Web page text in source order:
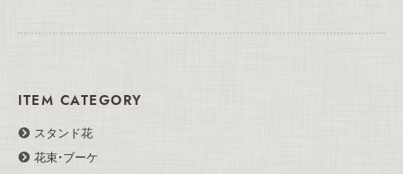
ITEM CATEGORY
スタンド花
花束・ブーケ